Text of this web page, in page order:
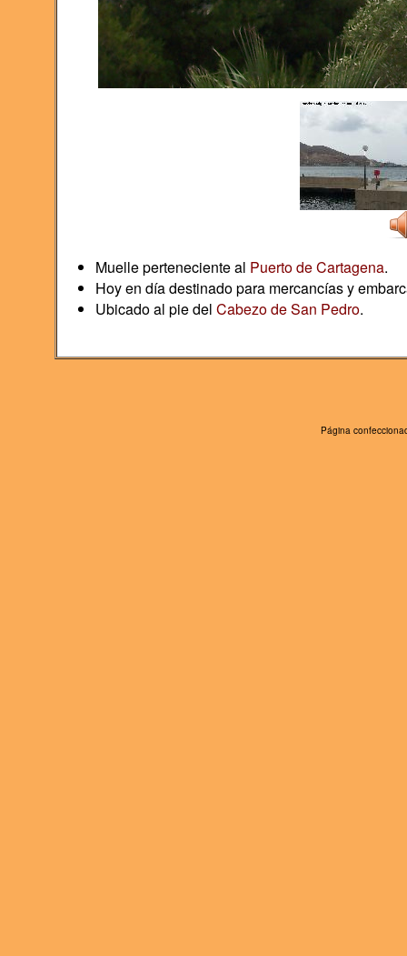
Muelle perteneciente al Puerto de Cartagena.
Hoy en día destinado para mercancías y
Ubicado al pie del Cabezo de San Pedro.
Página